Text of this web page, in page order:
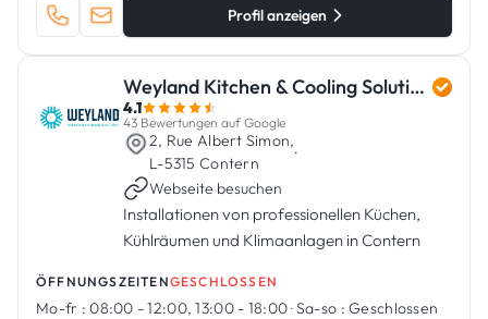
Profil anzeigen
Weyland Kitchen & Cooling Solutions
4.1
43 Bewertungen auf Google
2, Rue Albert Simon,
L-5315 Contern
·
Webseite besuchen
Installationen von professionellen Küchen,
Kühlräumen und Klimaanlagen in Contern
ÖFFNUNGSZEITENGESCHLOSSEN
Mo-fr : 08:00 - 12:00, 13:00 - 18:00·Sa-so : Geschlossen